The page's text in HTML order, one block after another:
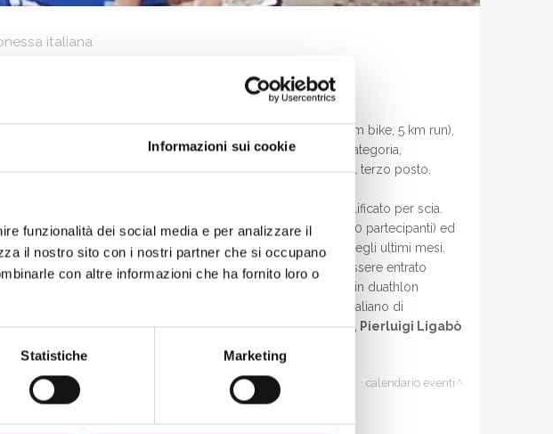
Informazioni sui cookie
funzionalità dei social media e per analizzare il
il nostro sito con i nostri partner che si occupano
con altre informazioni che ha fornito loro o
Statistiche Marketing
italiana
italiani assoluti di duathlon classico (10km run, 40 km bike, 5 km run),
della Canottieri Mincio chiude al primo posto nella sua categoria,
inoltre il podio assoluto giungendo a soli 20 secondi dal terzo posto.
per una decisione alquanto discussa dei giudici è stato squalificato per scia.
che l’aveva portato nella top 15 assoluta (sugli oltre 400 partecipanti) ed
aver finalmente ritrovato la forma dopo gli acciacchi degli ultimi mesi.
2014,
Gianluca Massano , squalificato a fine gara dopo essere entrato
il gruppo dei Canotriathleti, molti alla loro prima esperienza in duathlon
per la classifica società del “No draft” e per il campionato italiano di
GianMarco Mazzocchi, Fulvio Zanini, Cristian Stafetta, Pierluigi Ligabò
calendario eventi